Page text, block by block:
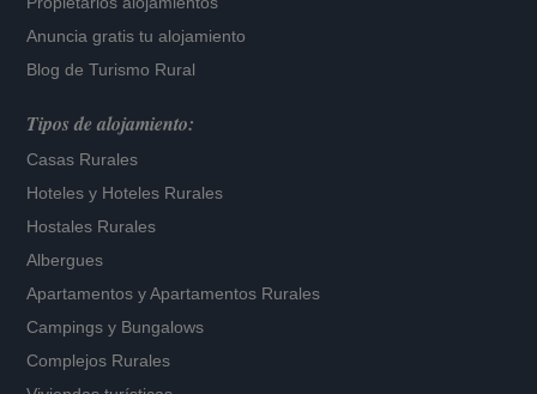
Anuncia gratis tu alojamiento
Blog de Turismo Rural
Tipos de alojamiento:
Casas Rurales
Hoteles y Hoteles Rurales
Hostales Rurales
Albergues
Apartamentos yApartamentos Rurales
Campings y Bungalows
Complejos Rurales